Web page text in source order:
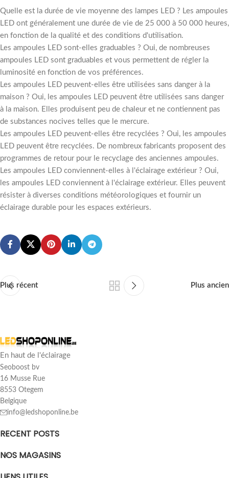
Quelle est la durée de vie moyenne des lampes LED ? Les ampoules
LED ont généralement une durée de vie de 25 000 à 50 000 heures,
en fonction de la qualité et des conditions d'utilisation.
Les ampoules LED sont-elles graduables ? Oui, de nombreuses
ampoules LED sont graduables et vous permettent de régler la
luminosité en fonction de vos préférences.
Les ampoules LED peuvent-elles être utilisées sans danger à la
maison ? Oui, les ampoules LED peuvent être utilisées sans danger
à la maison. Elles produisent peu de chaleur et ne contiennent pas
de substances nocives telles que le mercure.
Les ampoules LED peuvent-elles être recyclées ? Oui, les ampoules
LED peuvent être recyclées. De nombreux fabricants proposent des
programmes de retour pour le recyclage des anciennes ampoules.
Les ampoules LED conviennent-elles à l'éclairage extérieur ? Oui,
les ampoules LED conviennent à l'éclairage extérieur. Elles peuvent
résister à diverses conditions météorologiques et fournir un
éclairage durable pour les espaces extérieurs.
Plus récent Plus ancien
En haut de l'éclairage
Seoboost bv
16 Musse Rue
8553 Otegem
Belgique
info@ledshoponline.be
RECENT POSTS
NOS MAGASINS